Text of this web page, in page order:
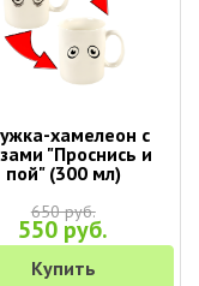
хамелеон с
"Проснись и
пой" (300 мл)
650 руб.
550 руб.
Купить